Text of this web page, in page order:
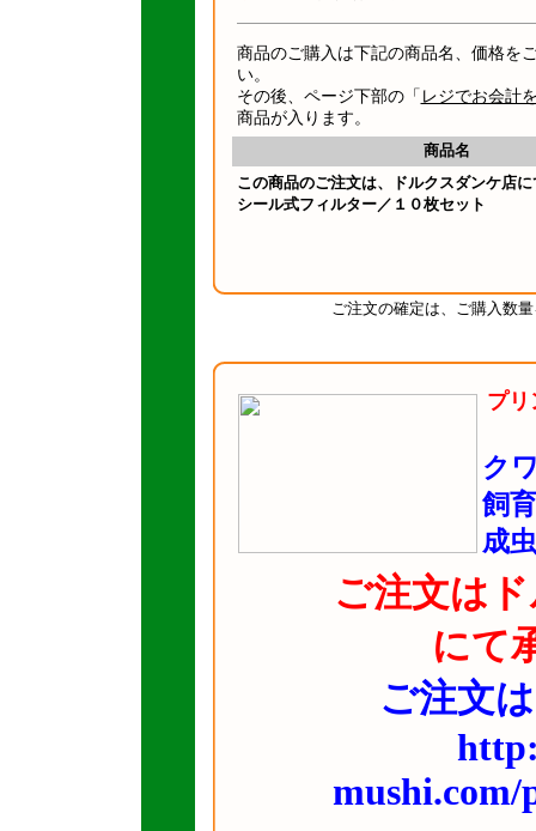
商品のご購入は下記の商品名、価格を
い。
その後、ページ下部の「 レジでお会計
商品が入ります。
商品名
この商品のご注文は、ドルクスダンケ店
シール式フィルター／１０枚セット
ご注文の確定は、ご購入数
プリ
ク
飼
成
ご注文は
にて
ご注文